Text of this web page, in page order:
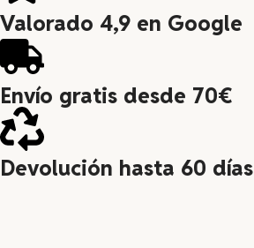
Valorado 4,9 en Google
Envío gratis desde 70€
Devolución hasta 60 días